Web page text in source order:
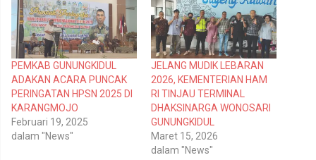
e
r
b
a
g
i
p
a
d
a
T
w
i
t
t
e
e
m
b
a
g
i
k
a
n
d
i
F
a
c
e
PEMKAB GUNUNGKIDUL
ADAKAN ACARA PUNCAK
PERINGATAN HPSN 2025 DI
KARANGMOJO
Februari 19, 2025
dalam "News"
JELANG MUDIK LEBARAN
2026, KEMENTERIAN HAM
RI TINJAU TERMINAL
DHAKSINARGA WONOSARI
GUNUNGKIDUL
Maret 15, 2026
dalam "News"